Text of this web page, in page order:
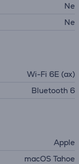
Ne
Ne
Wi-Fi 6E (ax)
Bluetooth 6
Apple
macOS Tahoe